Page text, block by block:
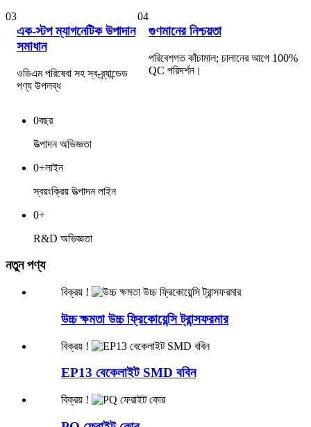
03
এক-স্টপ ম্যাগনেটিক উপাদান
সমাধান
ওডিএম পরিষেবা সহ স্ব-ব্র্যান্ডেড
পণ্য উপলব্ধ
04
গুণমানের নিশ্চয়তা
পরিবেশগত কাঁচামাল; চালানের আগে 100%
QC পরিদর্শন।
0বছর
উত্পাদন অভিজ্ঞতা
0+লাইন
স্বয়ংক্রিয় উত্পাদন লাইন
0+
R&D অভিজ্ঞতা
নতুন পণ্য
বিক্রয় !
উচ্চ ক্ষমতা উচ্চ ফ্রিকোয়েন্সি ট্রান্সফরমার
বিক্রয় !
EP13 বেকেলাইট SMD ববিন
বিক্রয় !